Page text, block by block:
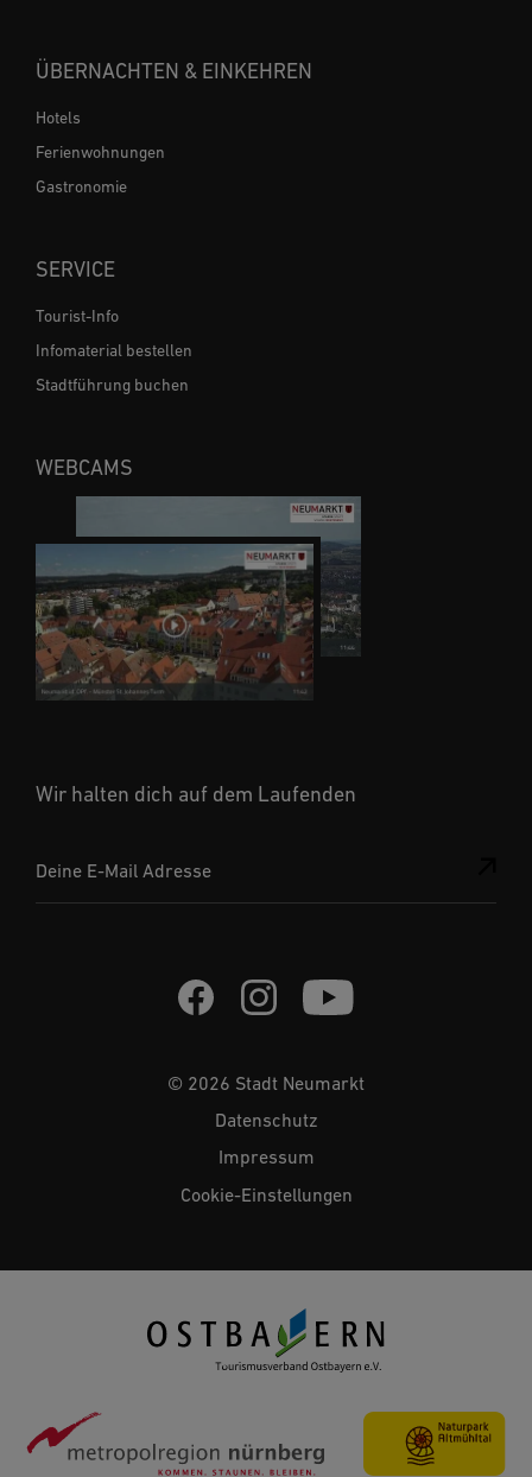
Wir halten dich auf dem Laufenden
Deine E-Mail Adresse
ÜBERNACHTEN & EINKEHREN
Hotels
Ferienwohnungen
Gastronomie
SERVICE
Tourist-Info
Infomaterial bestellen
Stadtführung buchen
WEBCAMS
© 2026 Stadt Neumarkt
Datenschutz
Impressum
Cookie-Einstellungen